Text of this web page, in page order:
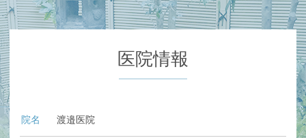
医院情報
院名 渡邉医院